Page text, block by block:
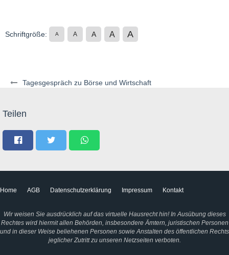
Tagesgespräch zu Börse und Wirtschaft
Schriftgröße: A A A A A
Teilen
Home AGB Datenschutzerklärung Impressum Kontakt
Wir weisen Sie ausdrücklich auf das virtuelle Hausrecht hin! In Ausübung dieses
Rechtes wird hiermit allen Behörden, insbesondere Ämtern, juristischen Personen
und in dieser Weise beliehenen Personen sowie Anstalten des öffentlichen Rechts
jeglicher Zutritt zu unseren Netzseiten verboten.